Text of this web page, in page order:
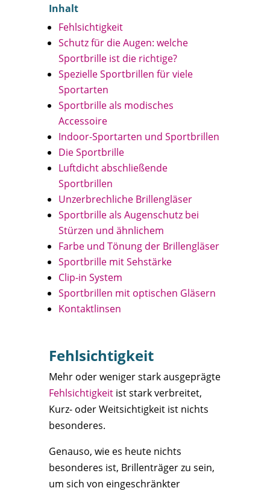
Inhalt
Fehlsichtigkeit
Schutz für die Augen: welche
Sportbrille ist die richtige?
Spezielle Sportbrillen für viele
Sportarten
Sportbrille als modisches
Accessoire
Indoor-Sportarten und Sportbrillen
Die Sportbrille
Luftdicht abschließende
Sportbrillen
Unzerbrechliche Brillengläser
Sportbrille als Augenschutz bei
Stürzen und ähnlichem
Farbe und Tönung der Brillengläser
Sportbrille mit Sehstärke
Clip-in System
Sportbrillen mit optischen Gläsern
Kontaktlinsen
Fehlsichtigkeit
Mehr oder weniger stark ausgeprägte
Fehlsichtigkeitist stark verbreitet,
Kurz- oder Weitsichtigkeit ist nichts
besonderes.
Genauso, wie es heute nichts
besonderes ist, Brillenträger zu sein,
um sich von eingeschränkter